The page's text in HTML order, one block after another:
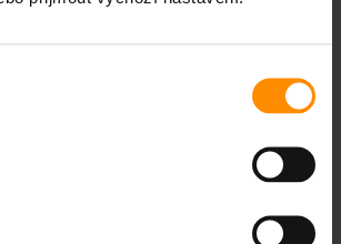
NA FOTOVOLTAIKU?